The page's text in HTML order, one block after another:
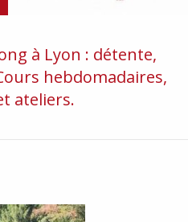
à Lyon : détente,
hebdomadaires,
ateliers.